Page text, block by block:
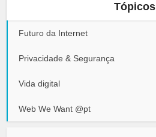
Tópicos
Futuro da Internet
Privacidade & Segurança
Vida digital
Web We Want @pt